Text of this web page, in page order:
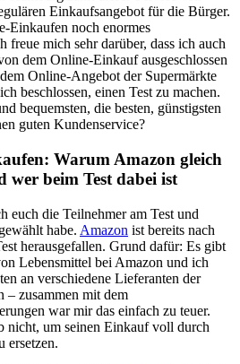
Einkaufsangebot für die Bürger.
Einkaufen noch enormes
freue mich sehr darüber, dass ich auch
dem Online-Einkauf ausgeschlossen
Online-Angebot der Supermärkte
beschlossen, einen Test zu machen.
bequemsten, die besten, günstigsten
guten Kundenservice?
Warum Amazon gleich
wer beim Test dabei ist
euch die Teilnehmer am Test und
habe. Amazon ist bereits nach
herausgefallen. Grund dafür: Es gibt
Lebensmittel bei Amazon und ich
an verschiedene Lieferanten der
– zusammen mit dem
war mir das einfach zu teuer.
nicht, um seinen Einkauf voll durch
ersetzen.